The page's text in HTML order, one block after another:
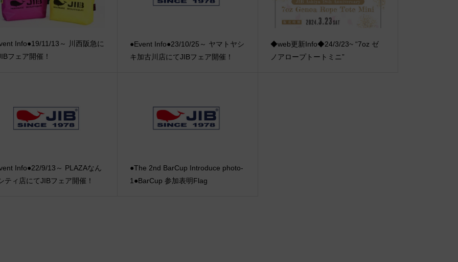
Info●19/11/13～ 川西阪急に
フェア開催！
●Event Info●23/10/25～ ヤマトヤシ
キ加古川店にてJIBフェア開催！
◆web更新Info◆24/3/23~ “7oz ゼ
ノアロープトートミニ”
Info●22/9/13～ PLAZAなん
ティ店にてJIBフェア開催！
●The 2nd BarCup Introduce photo-
1●BarCup 参加表明Flag